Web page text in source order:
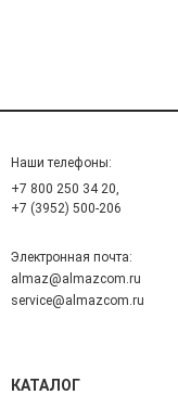
Наши телефоны:
+7 800 250 34 20,
+7 (3952) 500-206
Электронная почта:
almaz@almazcom.ru
service@almazcom.ru
КАТАЛОГ